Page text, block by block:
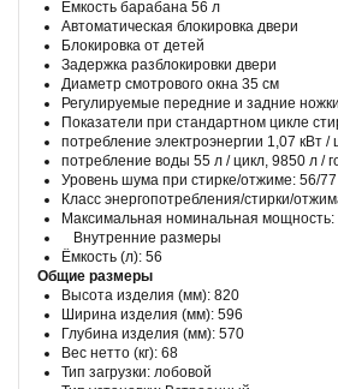
Ёмкость барабана 56 л
Автоматическая блокировка двери
Блокировка от детей
Задержка разблокировки двери
Диаметр смотрового окна 35 см
Регулируемые передние и задние ножки
Показатели при стандартном цикле
потребление электроэнергии 1,07 кВт /
потребление воды 55 л / цикл, 9850 л /
Уровень шума при стирке/отжиме: 56/77
Класс энергопотребления/стирки/
Максимальная номинальная мощность:
Внутренние размеры
Ёмкость (л): 56
Общие размеры
Высота изделия (мм): 820
Ширина изделия (мм): 596
Глубина изделия (мм): 570
Вес нетто (кг): 68
Тип загрузки: лобовой